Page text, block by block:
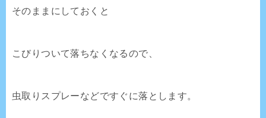
そのままにしておくと
こびりついて落ちなくなるので、
虫取りスプレーなどですぐに落とします。